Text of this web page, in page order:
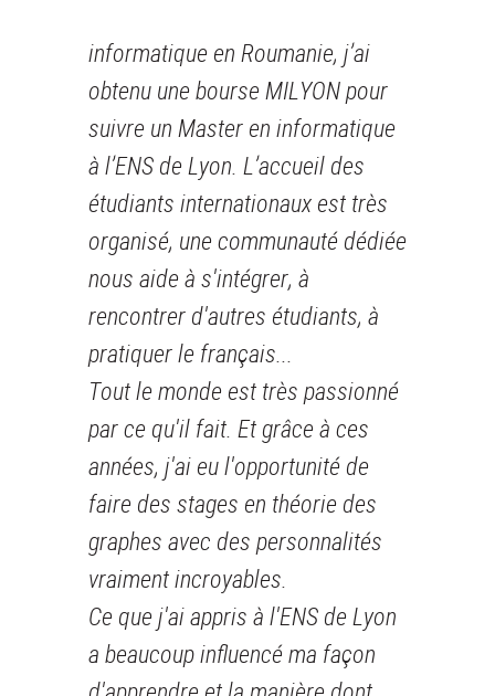
informatique en Roumanie, j’ai
obtenu une bourse MILYON pour
suivre un Master en informatique
à l’ENS de Lyon. L’accueil des
étudiants internationaux est très
organisé, une communauté dédiée
nous aide à s'intégrer, à
rencontrer d'autres étudiants, à
pratiquer le français...
Tout le monde est très passionné
par ce qu'il fait. Et grâce à ces
années, j'ai eu l'opportunité de
faire des stages en théorie des
graphes avec des personnalités
vraiment incroyables.
Ce que j'ai appris à l'ENS de Lyon
a beaucoup influencé ma façon